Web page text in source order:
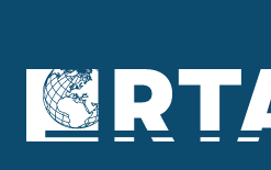
15:32 /Политика